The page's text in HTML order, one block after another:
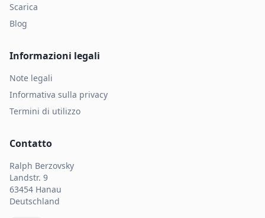
Scarica
Blog
Informazioni legali
Note legali
Informativa sulla privacy
Termini di utilizzo
Contatto
Ralph Berzovsky
Landstr. 9
63454 Hanau
Deutschland